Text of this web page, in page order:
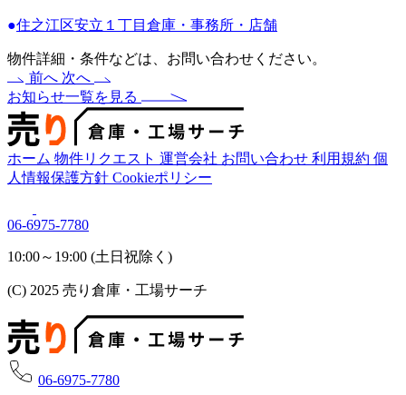
●住之江区安立１丁目倉庫・事務所・店舗
物件詳細・条件などは、お問い合わせください。
前へ 次へ
お知らせ一覧を見る
ホーム 物件リクエスト 運営会社 お問い合わせ 利用規約 個
人情報保護方針 Cookieポリシー
06-6975-7780
10:00～19:00 (土日祝除く)
(C) 2025 売り倉庫・工場サーチ
06-6975-7780